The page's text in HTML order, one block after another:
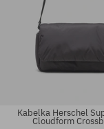
Kabelka Herschel
Cloudform